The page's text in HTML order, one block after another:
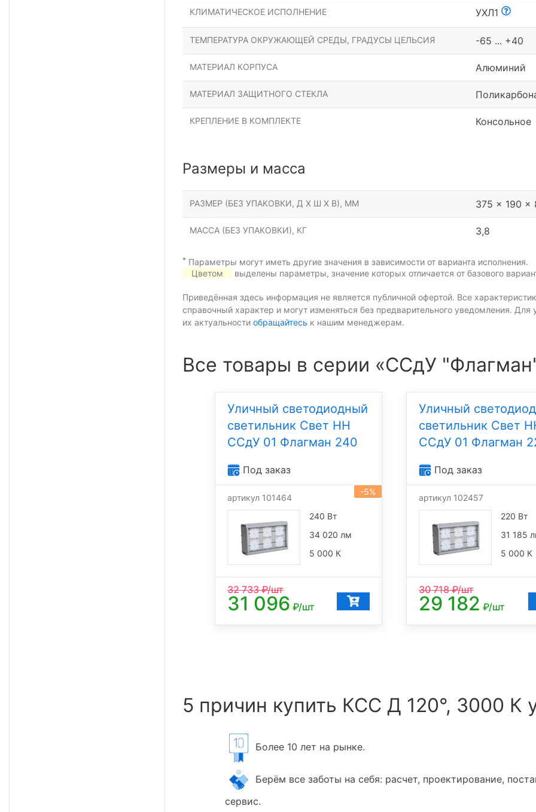
КЛИМАТИЧЕСКОЕ ИСПОЛНЕНИЕ УХЛ1
ТЕМПЕРАТУРА ОКРУЖАЮЩЕЙ СРЕДЫ, ГРАДУСЫ ЦЕЛЬСИЯ -65 ... +40
МАТЕРИАЛ КОРПУСА Алюминий
МАТЕРИАЛ ЗАЩИТНОГО СТЕКЛА
КРЕПЛЕНИЕ В КОМПЛЕКТЕ Консольное
Размеры и масса
РАЗМЕР (БЕЗ УПАКОВКИ, Д Х Ш Х В), ММ 375 x 190 x
МАССА (БЕЗ УПАКОВКИ), КГ 3,8
* Параметры могут иметь другие значения в зависимости от варианта исполнения.
Цветом
выделены параметры, значение которых отличается от базового
Приведённая здесь информация не является публичной офертой. Все
справочный характер и могут изменяться без предварительного уведомления. Для
их актуальности обращайтесь к нашим менеджерам.
Все товары в серии «ССдУ
Уличный светодиодный
светильник Свет НН
ССдУ 01 Флагман 240
Под заказ
-5%
артикул 101464
240 Вт
34 020 лм
5 000 К
32 733₽/шт
31 096 ₽/шт
Уличный
светильник Свет
ССдУ 01 Флагман
Под заказ
артикул 102457
220 Вт
31 185
5 000 К
30 718₽/шт
29 182 ₽/шт
5 причин купить КСС Д 120°, 3000 К
Более 10 лет на рынке.
Берём все заботы на себя: расчет, проектирование,
сервис.